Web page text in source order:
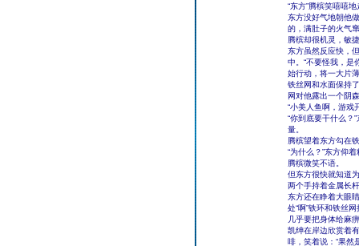
“东方”腾槟笑嘻嘻
东方没好气地朝他
的，满肚子的火气
腾槟却很机灵，敏
东方虽然反应快，
中。“不要怪我，是
始行动，将一大片
铁丝网和水面保持
网对他露出一个阴
“小美人鱼啊，游戏
“你到底要干什么？
量。
腾槟望着东方勾在
“为什么？”东方仰
腾槟微笑不语。
但东方很快就知道
两个手持着金属长
东方还在睁着大眼
处“啊”铁环和铁丝
几乎要把身体给麻
凯绅在岸边欣赏着
啡，笑着说：“果然